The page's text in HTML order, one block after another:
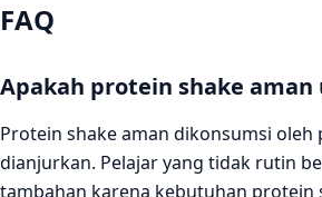
FAQ
Apakah protein shake aman
Protein shake aman dikonsumsi
dianjurkan. Pelajar yang tidak rutin
tambahan karena kebutuhan